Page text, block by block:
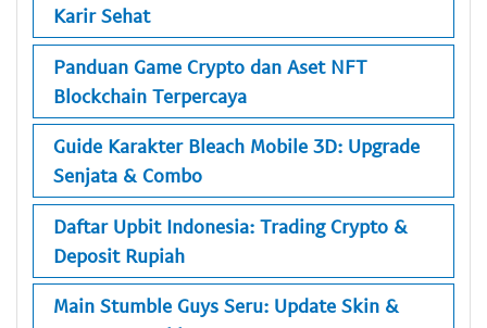
Karir Sehat
Panduan Game Crypto dan Aset NFT
Blockchain Terpercaya
Guide Karakter Bleach Mobile 3D: Upgrade
Senjata & Combo
Daftar Upbit Indonesia: Trading Crypto &
Deposit Rupiah
Main Stumble Guys Seru: Update Skin &